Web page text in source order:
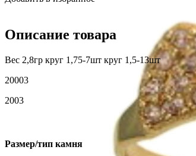
Описание товара
Вес 2,8гр круг 1,75-7шт круг 1,5-13шт
20003
2003
Размер/тип камня